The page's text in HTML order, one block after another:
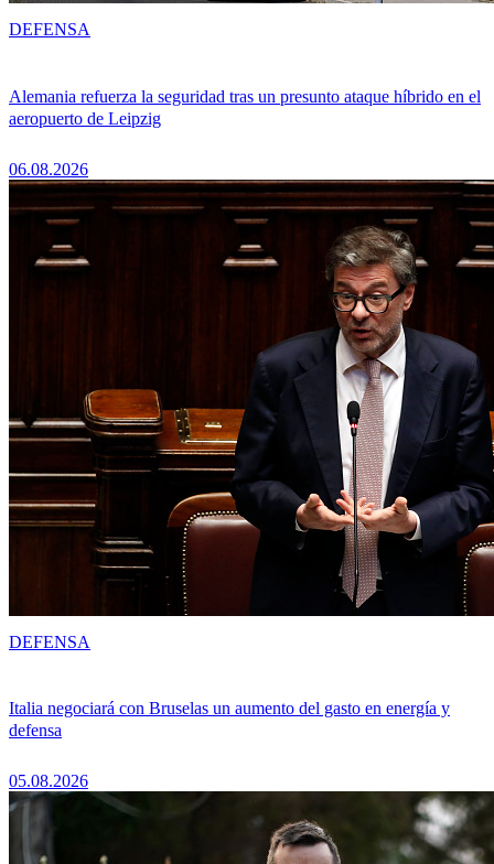
Alemania refuerza la seguridad tras un presunto ataque híbrido en el
aeropuerto de Leipzig
06.08.2026
DEFENSA
Italia negociará con Bruselas un aumento del gasto en energía y
defensa
05.08.2026
DEFENSA